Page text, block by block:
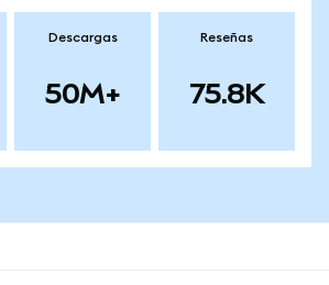
Descargas
50M+
Reseñas
75.8K